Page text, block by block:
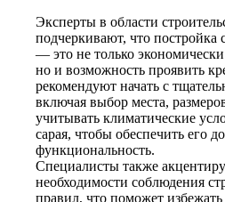
Эксперты в области
подчеркивают, что постройка
— это не только
но и возможность проявить
рекомендуют начать с
включая выбор места,
учитывать климатические
сарая, чтобы обеспечить его
функциональность.
Специалисты также
необходимости соблюдения
правил, что поможет